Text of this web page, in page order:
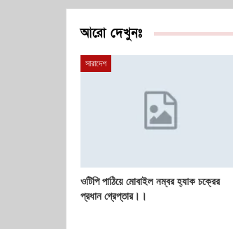
আরো দেখুনঃ
সারাদেশ
ওটিপি পাঠিয়ে মোবাইল নম্বর হ্যাক চক্রের
প্রধান গ্রেপ্তার।।